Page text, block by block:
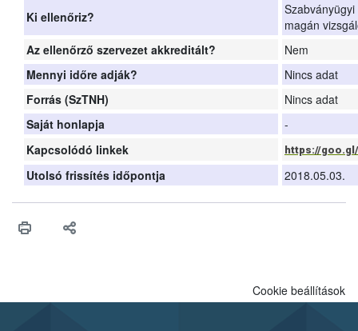
Ki ellenőriz?
magán
Az ellenőrző szervezet akkreditált?
Nem
Mennyi időre adják?
Nincs adat
Forrás (SzTNH)
Nincs adat
Saját honlapja
-
Kapcsolódó linkek
https://
Utolsó frissítés időpontja 2018.05.03.
Cookie beállítások